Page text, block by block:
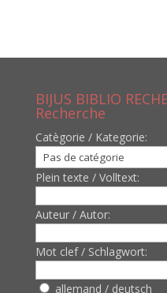
BIJUS BIBLIO
Recherche
Catègorie / Kategorie:
Plein texte / Volltext:
Auteur / Autor:
Mot clef / Schlagwort:
allemand / deutsch